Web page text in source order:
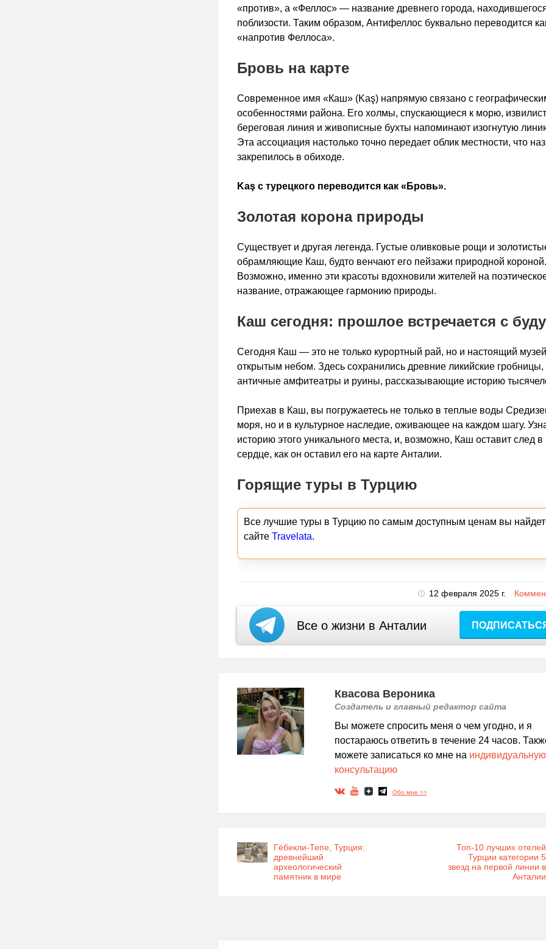
«против», а «Феллос» — название древнего города,
поблизости. Таким образом, Антифеллос буквально переводится
«напротив Феллоса».
Бровь на карте
Современное имя «Каш» (Kaş) напрямую связано с
особенностями района. Его холмы, спускающиеся к морю,
береговая линия и живописные бухты напоминают изогнутую
Эта ассоциация настолько точно передает облик местности, что
закрепилось в обиходе.
Kaş с турецкого переводится как «Бровь».
Золотая корона природы
Существует и другая легенда. Густые оливковые рощи и
обрамляющие Каш, будто венчают его пейзажи природной короной.
Возможно, именно эти красоты вдохновили жителей на
название, отражающее гармонию природы.
Каш сегодня: прошлое встречается с
Сегодня Каш — это не только курортный рай, но и настоящий
открытым небом. Здесь сохранились древние ликийские гробницы,
античные амфитеатры и руины, рассказывающие историю
Приехав в Каш, вы погружаетесь не только в теплые воды
моря, но и в культурное наследие, оживающее на каждом шагу.
историю этого уникального места, и, возможно, Каш оставит след
сердце, как он оставил его на карте Анталии.
Горящие туры в Турцию
Все лучшие туры в Турцию по самым доступным ценам вы
сайте Travelata.
12 февраля 2025 г.
Все о жизни в Анталии
Квасова Вероника
Создатель и главный редактор сайта
Вы можете спросить меня о чем угодно, и я
постараюсь ответить в течение 24 часов.
можете записаться ко мне на индивидуальную
консультацию
Обо мне >>
Гёбекли-Тепе, Турция:
древнейший
археологический
памятник в мире
Топ-10 лучших отелей
Турции категории 5
звезд на первой линии в
Анталии